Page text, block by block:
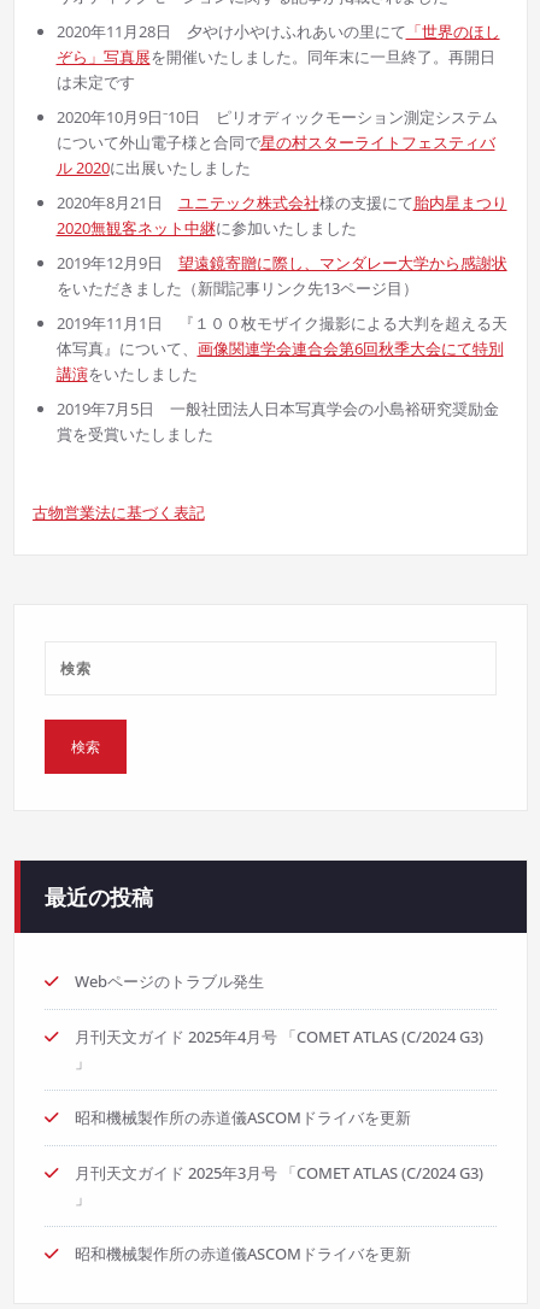
2020年11月28日 夕やけ小やけふれあいの里にて 「世界のほし
ぞら」写真展を開催いたしました。同年末に一旦終了。再開日
は未定です
2020年10月9日⁻10日 ピリオディックモーション測定システム
について外山電子様と合同で星の村スターライトフェスティバ
ル 2020に出展いたしました
2020年8月21日 ユニテック株式会社様の支援にて胎内星まつり
2020無観客ネット中継に参加いたしました
2019年12月9日 望遠鏡寄贈に際し、マンダレー大学から感謝状
をいただきました（新聞記事リンク先13ページ目）
2019年11月1日 『１００枚モザイク撮影による大判を超える天
体写真』について、 画像関連学会連合会第6回秋季大会にて特別
講演をいたしました
2019年7月5日 一般社団法人日本写真学会の小島裕研究奨励金
賞を受賞いたしました
古物営業法に基づく表記
最近の投稿
Webページのトラブル発生
月刊天文ガイド 2025年4月号 「COMET ATLAS (C/2024 G3)
」
昭和機械製作所の赤道儀ASCOMドライバを更新
月刊天文ガイド 2025年3月号 「COMET ATLAS (C/2024 G3)
」
昭和機械製作所の赤道儀ASCOMドライバを更新